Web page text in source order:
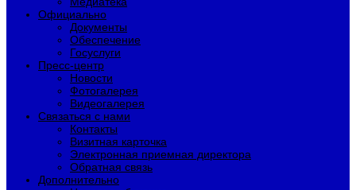
Официально
Документы
Обеспечение
Госуслуги
Пресс-центр
Новости
Фотогалерея
Видеогалерея
Связаться с нами
Контакты
Визитная карточка
Электронная приемная директора
Обратная связь
Дополнительно